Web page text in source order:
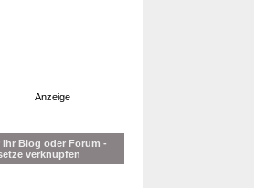
Anzeige
Ihr Blog oder Forum -
verknüpfen